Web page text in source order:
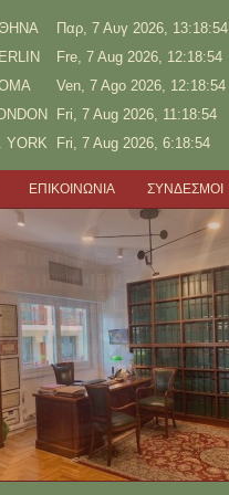
Παρ, 7 Αυγ 2026, 13:18:55
Fre, 7 Aug 2026, 12:18:55
Ven, 7 Ago 2026, 12:18:55
Fri, 7 Aug 2026, 11:18:55
YORK
Fri, 7 Aug 2026, 6:18:55
ΕΠΙΚΟΙΝΩΝΙΑ ΣΥΝΔΕΣΜΟΙ